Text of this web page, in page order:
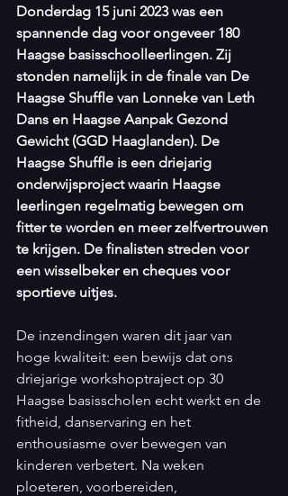
Donderdag 15 juni 2023 was een
spannende dag voor ongeveer 180
Haagse basisschoolleerlingen. Zij
stonden namelijk in de finale van De
Haagse Shuffle van Lonneke van Leth
Dans en Haagse Aanpak Gezond
Gewicht (GGD Haaglanden). De
Haagse Shuffle is een driejarig
onderwijsproject waarin Haagse
leerlingen regelmatig bewegen om
fitter te worden en meer zelfvertrouwen
te krijgen. De finalisten streden voor
een wisselbeker en cheques voor
sportieve uitjes.
De inzendingen waren dit jaar van
hoge kwaliteit: een bewijs dat ons
driejarige workshoptraject op 30
Haagse basisscholen echt werkt en de
fitheid, danservaring en het
enthousiasme over bewegen van
kinderen verbetert. Na weken
ploeteren, voorbereiden,